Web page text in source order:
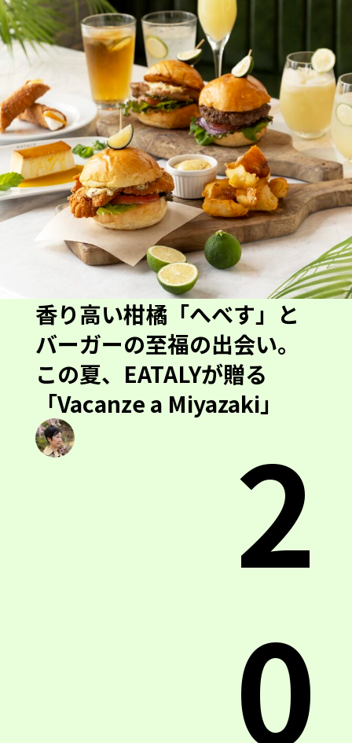
香り高い柑橘「へべす」と
バーガーの至福の出会い。
この夏、EATALYが贈る
「Vacanze a Miyazaki」
2
0